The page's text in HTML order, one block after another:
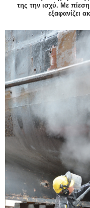
της την ισχύ. Με
εξαφανίζει